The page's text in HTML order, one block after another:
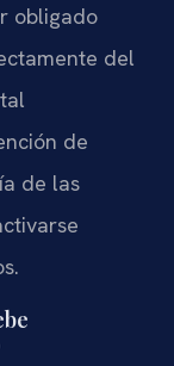
obligado
del
de
de las